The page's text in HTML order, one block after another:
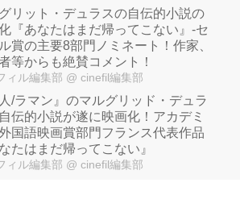
リット・デュラスの自伝的小説の
『あなたはまだ帰ってこない』-セ
賞の主要8部門ノミネート！作家、
等からも絶賛コメント！
ィル編集部 @ cinefil編集部
人/ラマン』のマルグリッド・デュラ
伝的小説が遂に映画化！アカデミ
国語映画賞部門フランス代表作品
なたはまだ帰ってこない』
ィル編集部 @ cinefil編集部